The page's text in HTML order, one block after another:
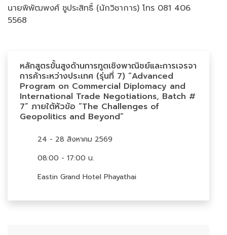
นายพิพัฒพงศ์ ชูประสิทธิ์ (นักวิชาการ) โทร 081 406
5568
หลักสูตรขั้นสูงด้านการทูตเชิงพาณิชย์และการเจรจา
การค้าระหว่างประเทศ (รุ่นที่ 7) “Advanced
Program on Commercial Diplomacy and
International Trade Negotiations, Batch #
7” ภายใต้หัวข้อ “The Challenges of
Geopolitics and Beyond”
24 - 28 สิงหาคม 2569
08:00 - 17:00 น.
Eastin Grand Hotel Phayathai